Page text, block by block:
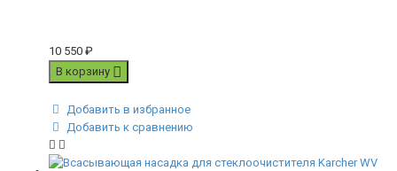
10 550 ₽
В корзину
Добавить в избранное
Добавить к сравнению